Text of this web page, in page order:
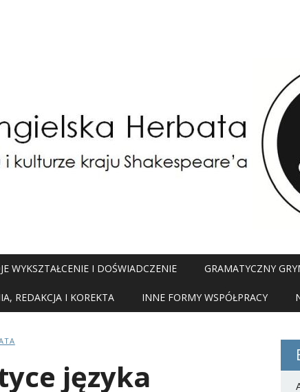
WYKSZTAŁCENIE I DOŚWIADCZENIE GRAMATYCZNY
REDAKCJA I KOREKTA INNE FORMY WSPÓŁPRACY
języka